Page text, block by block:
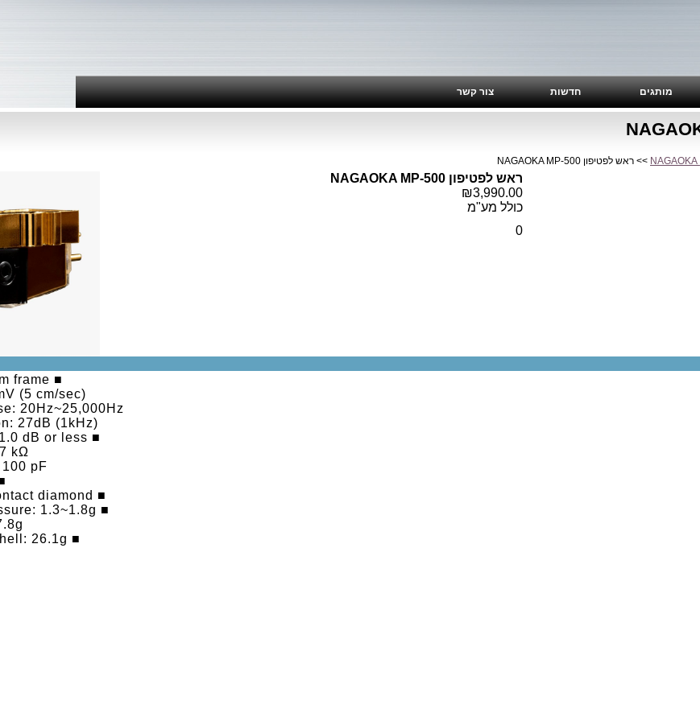
מותגים חדשות צור קשר
>> ראש לפטיפון NAGAOKA MP-500
ראש לפטיפון NAGAOKA MP-500
₪3,990.00
כולל מע"מ
0
■ Machined aluminum frame
(5 cm/sec)
20Hz~25,000Hz
27dB (1kHz)
■ Channel balance: 1.0 dB or less
kΩ
pF
■ Needle tip: Line contact diamond
■ Proper needle pressure: 1.3~1.8g
■ Weight with headshell: 26.1g